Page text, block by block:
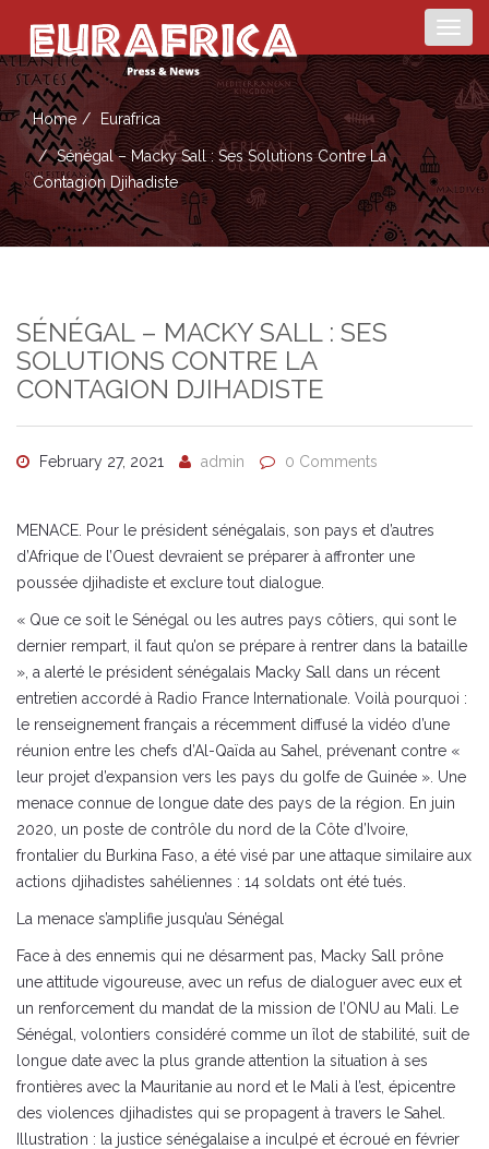
Home Eurafrica
Sénégal – Macky Sall : Ses Solutions Contre La
Contagion Djihadiste
SÉNÉGAL – MACKY SALL : SES
SOLUTIONS CONTRE LA
CONTAGION DJIHADISTE
February 27, 2021 admin 0 Comments
MENACE. Pour le président sénégalais, son pays et d’autres
d’Afrique de l’Ouest devraient se préparer à affronter une
poussée djihadiste et exclure tout dialogue.
« Que ce soit le Sénégal ou les autres pays côtiers, qui sont le
dernier rempart, il faut qu’on se prépare à rentrer dans la bataille
», a alerté le président sénégalais Macky Sall dans un récent
entretien accordé à Radio France Internationale. Voilà pourquoi :
le renseignement français a récemment diffusé la vidéo d’une
réunion entre les chefs d’Al-Qaïda au Sahel, prévenant contre «
leur projet d’expansion vers les pays du golfe de Guinée ». Une
menace connue de longue date des pays de la région. En juin
2020, un poste de contrôle du nord de la Côte d’Ivoire,
frontalier du Burkina Faso, a été visé par une attaque similaire aux
actions djihadistes sahéliennes : 14 soldats ont été tués.
La menace s’amplifie jusqu’au Sénégal
Face à des ennemis qui ne désarment pas, Macky Sall prône
une attitude vigoureuse, avec un refus de dialoguer avec eux et
un renforcement du mandat de la mission de l’ONU au Mali. Le
Sénégal, volontiers considéré comme un îlot de stabilité, suit de
longue date avec la plus grande attention la situation à ses
frontières avec la Mauritanie au nord et le Mali à l’est, épicentre
des violences djihadistes qui se propagent à travers le Sahel.
Illustration : la justice sénégalaise a inculpé et écroué en février